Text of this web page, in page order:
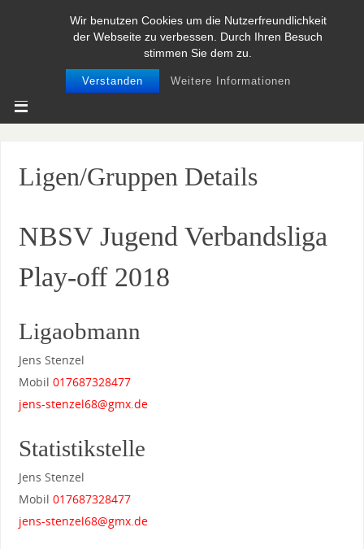
Wir benutzen Cookies um die Nutzerfreundlichkeit
der Webseite zu verbessen. Durch Ihren Besuch
stimmen Sie dem zu.
Verstanden Weitere Informationen
BASEBALL UND SOFTBALL IN
NIEDERSACHSEN
Ligen/Gruppen Details
NBSV Jugend Verbandsliga
Play-off 2018
Ligaobmann
Jens Stenzel
Mobil 017687328477
jens-stenzel68@gmx.de
Statistikstelle
Jens Stenzel
Mobil 017687328477
jens-stenzel68@gmx.de